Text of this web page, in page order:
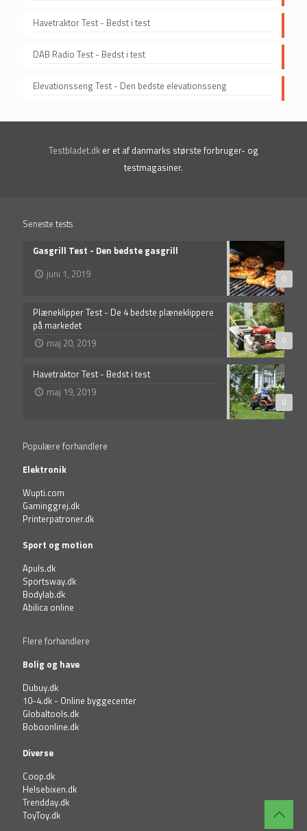
Havetraktor Test - Bedst i test
DAB Radio Test - Bedst i test
Elevationsseng Test - Den bedste elevationsseng
Testbladet.dk er et af danmarks største forbruger- og
testmagasiner.
Seneste tests
0
Gasgrill Test - Den bedste gasgrill
juni 1, 2019
0
Plæneklipper Test - De 4 bedste plæneklippere
på markedet
maj 20, 2019
0
Havetraktor Test - Bedst i test
maj 19, 2019
Populære forhandlere
Elektronik
Wupti.com
Gaminggrej.dk
Printerpatroner.dk
Sport og motion
Apuls.dk
Sportsway.dk
Bodylab.dk
Abilica online
Flere forhandlere
Bolig og have
Dubuy.dk
10-4.dk - Online byggecenter
Globaltools.dk
Boboonline.dk
Diverse
Coop.dk
Helsebixen.dk
Trendday.dk
ToyToy.dk